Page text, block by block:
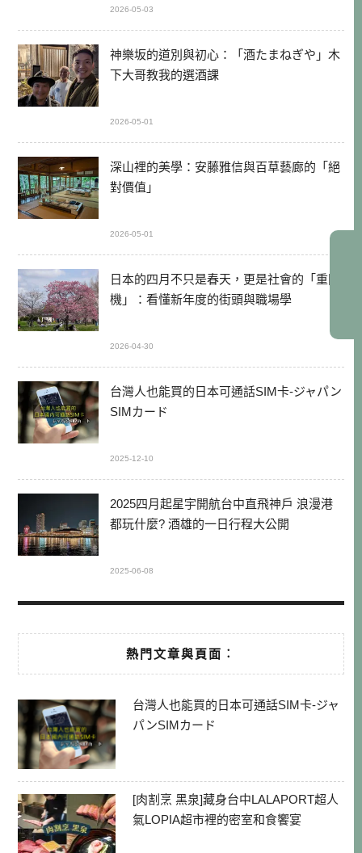
2026-05-03
神樂坂的道別與初心：「酒たまねぎや」木
下大哥教我的選酒課
2026-05-01
深山裡的美學：安藤雅信與百草藝廊的「絕
對價值」
2026-05-01
日本的四月不只是春天，更是社會的「重開
機」：看懂新年度的街頭與職場學
2026-04-30
台灣人也能買的日本可通話SIM卡-ジャパン
SIMカード
2025-12-10
2025四月起星宇開航台中直飛神戶 浪漫港
都玩什麼? 酒雄的一日行程大公開
2025-06-08
熱門文章與頁面︰
台灣人也能買的日本可通話SIM卡-ジャ
パンSIMカード
[肉割烹 黑泉]藏身台中LALAPORT超人
氣LOPIA超市裡的密室和食饗宴